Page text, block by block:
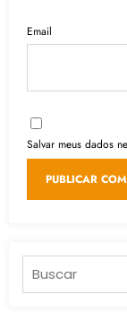
Email
Salvar meus dados
Pesquisar